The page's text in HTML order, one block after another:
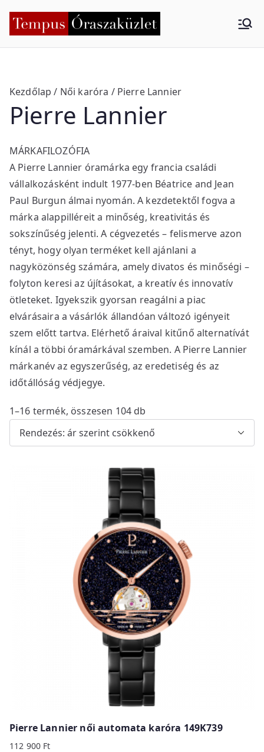
Tempus
küzlet
Kezdőlap / Női karóra / Pierre Lannier
Pierre Lannier
MÁRKAFILOZÓFIA
A Pierre Lannier óramárka egy francia családi
vállalkozásként indult 1977-ben Béatrice and Jean
Paul Burgun álmai nyomán. A kezdetektől fogva a
márka alappilléreit a minőség, kreativitás és
sokszínűség jelenti. A cégvezetés – felismerve azon
tényt, hogy olyan terméket kell ajánlani a
nagyközönség számára, amely divatos és minőségi –
folyton keresi az újításokat, a kreatív és innovatív
ötleteket. Igyekszik gyorsan reagálni a piac
elvárásaira a vásárlók állandóan változó igényeit
szem előtt tartva. Elérhető áraival kitűnő alternatívát
kínál a többi óramárkával szemben. A Pierre Lannier
márkanév az egyszerűség, az eredetiség és az
időtállóság védjegye.
1–16 termék, összesen 104 db
o
r
e
d
y
p
r
i
c
e
:
h
g
h
t
o
Pierre Lannier női automata karóra 149K739
112 900 Ft